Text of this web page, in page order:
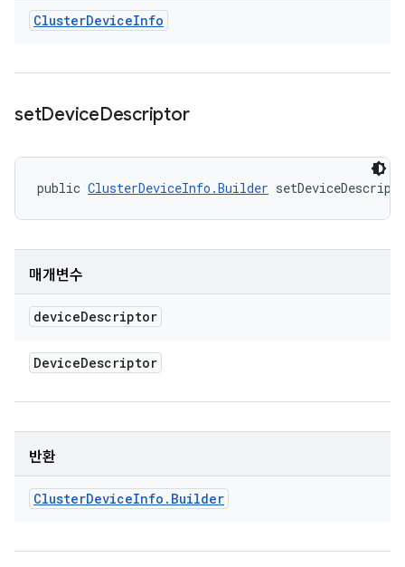
ClusterDeviceInfo
setDeviceDescriptor
public ClusterDeviceInfo.Builder
매개변수
deviceDescriptor
DeviceDescriptor
반환
ClusterDeviceInfo . Builder